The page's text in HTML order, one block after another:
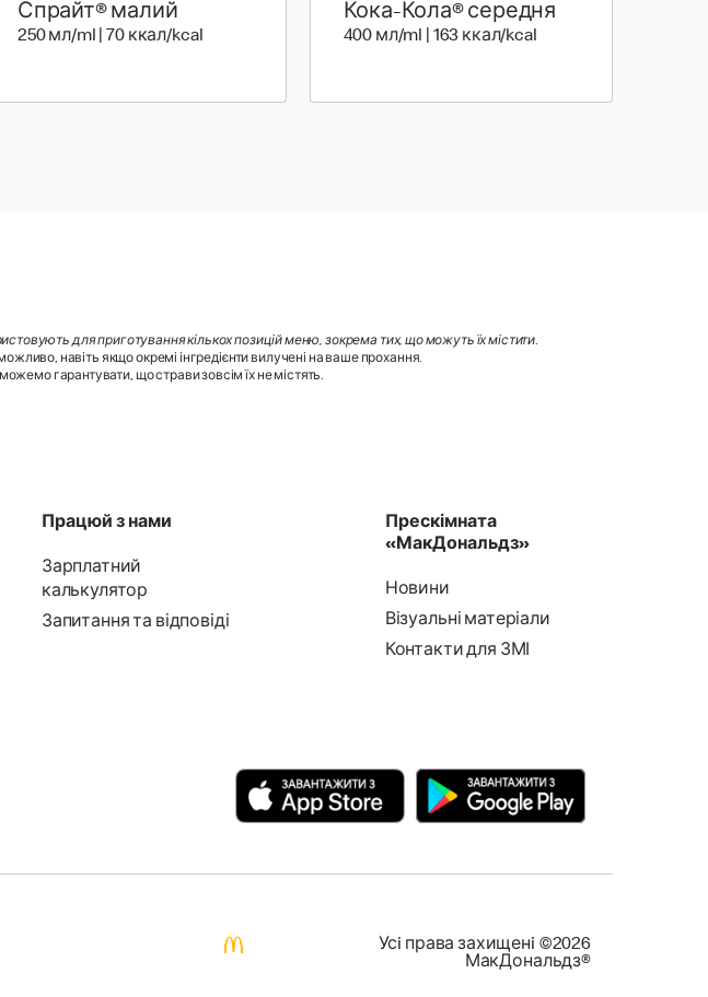
Спрайт® малий
250 мл/ml | 70 ккал/kcal
Кока-Кола® середня
400 мл/ml | 163 ккал/kcal
для приготування кількох позицій меню, зокрема тих, що можуть їх містити.
навіть якщо окремі інгредієнти вилучені на ваше прохання.
гарантувати, що страви зовсім їх не містять.
Працюй з нами
Зарплатний
калькулятор
Запитання та відповіді
Прескімната
«МакДональдз»
Новини
Візуальні матеріали
Контакти для ЗМІ
Усi права захищенi ©2026
МакДональдз®